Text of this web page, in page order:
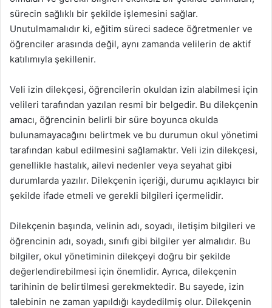
sürecin sağlıklı bir şekilde işlemesini sağlar.
Unutulmamalıdır ki, eğitim süreci sadece öğretmenler ve
öğrenciler arasında değil, aynı zamanda velilerin de aktif
katılımıyla şekillenir.
Veli izin dilekçesi, öğrencilerin okuldan izin alabilmesi için
velileri tarafından yazılan resmi bir belgedir. Bu dilekçenin
amacı, öğrencinin belirli bir süre boyunca okulda
bulunamayacağını belirtmek ve bu durumun okul yönetimi
tarafından kabul edilmesini sağlamaktır. Veli izin dilekçesi,
genellikle hastalık, ailevi nedenler veya seyahat gibi
durumlarda yazılır. Dilekçenin içeriği, durumu açıklayıcı bir
şekilde ifade etmeli ve gerekli bilgileri içermelidir.
Dilekçenin başında, velinin adı, soyadı, iletişim bilgileri ve
öğrencinin adı, soyadı, sınıfı gibi bilgiler yer almalıdır. Bu
bilgiler, okul yönetiminin dilekçeyi doğru bir şekilde
değerlendirebilmesi için önemlidir. Ayrıca, dilekçenin
tarihinin de belirtilmesi gerekmektedir. Bu sayede, izin
talebinin ne zaman yapıldığı kaydedilmiş olur. Dilekçenin